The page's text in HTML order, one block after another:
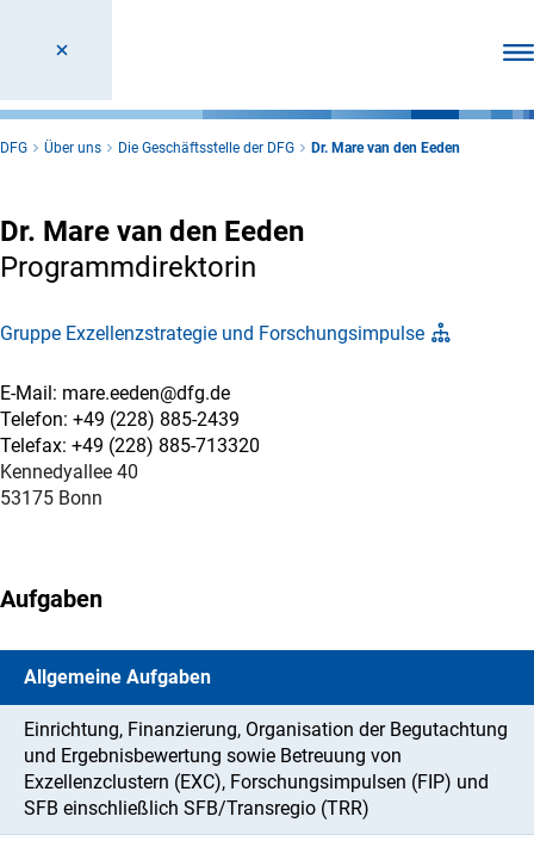
DFG Über uns Die Geschäftsstelle der DFG Dr. Mare van den Eeden
Dr. Mare van den Eeden
Programmdirektorin
Gruppe Exzellenzstrategie und Forschungsimpulse
E-Mail: mare.eeden@dfg.de
Telefon: +49 (228) 885-2439
Telefax: +49 (228) 885-713320
Kennedyallee 40
53175 Bonn
Aufgaben
Allgemeine Aufgaben
Einrichtung, Finanzierung, Organisation der Begutachtung
und Ergebnisbewertung sowie Betreuung von
Exzellenzclustern (EXC), Forschungsimpulsen (FIP) und
SFB einschließlich SFB/Transregio (TRR)